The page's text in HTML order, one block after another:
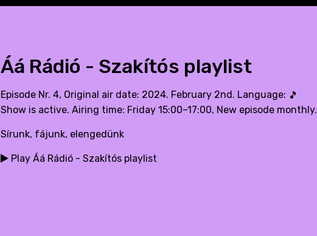
Áá Rádió - Szakítós playlist
Episode Nr. 4, Original air date: 2024. February 2nd. Language: 🎵
Show is active. Airing time: Friday 15:00–17:00, New episode monthly.
Sírunk, fájunk, elengedünk
Play Áá Rádió - Szakítós playlist